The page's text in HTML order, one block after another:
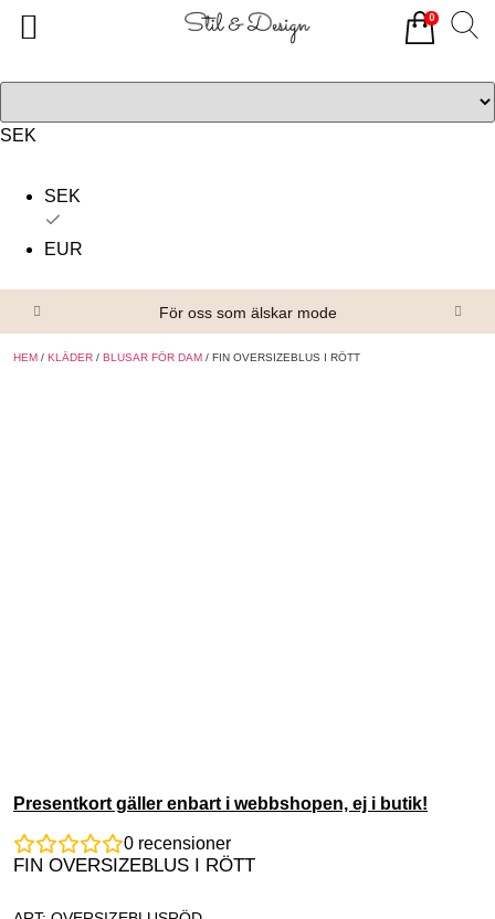
SEK
SEK
EUR
För oss som älskar mode
HEM / KLÄDER / BLUSAR FÖR DAM / FIN OVERSIZEBLUS I RÖTT
Presentkort gäller enbart i webbshopen, ej i butik!
0 recensioner
FIN OVERSIZEBLUS I RÖTT
0
Alla produkter
Om oss